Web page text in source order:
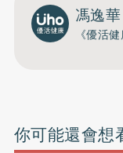
馮逸華
《優活
你可能還會想